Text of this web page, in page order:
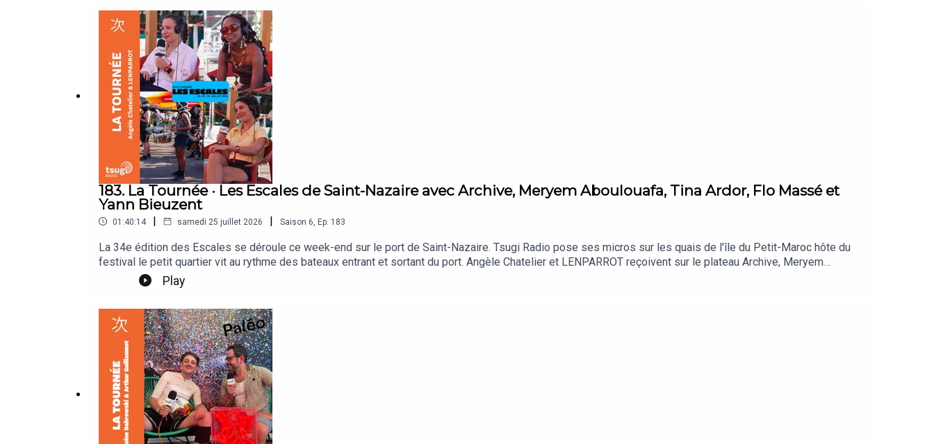
183. La Tournée · Les Escales de Saint-Nazaire avec Archive, Meryem Aboulouafa, Tina Ardor, Flo Massé et
Yann Bieuzent
01:40:14 | samedi 25 juillet 2026 | Saison 6 Ep. 183
La 34e édition des Escales se déroule ce week-end sur le port de Saint-Nazaire. Tsugi Radio pose ses micros sur les quais de l'île du Petit-Maroc hôte du
festival le petit quartier vit au rythme des bateaux entrant et sortant du port. Angèle Chatelier et LENPARROT reçoivent sur le plateau Archive, Meryem
Aboulouafa, Tina Ardor, Flo Massé et Yann Bieuzent, directeur du festival.
Play